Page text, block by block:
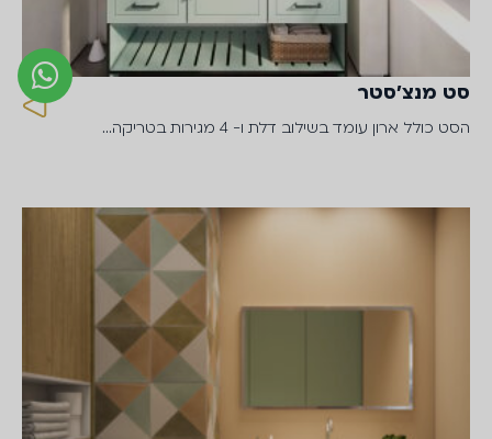
סט מנצ'סטר
הסט כולל ארון עומד בשילוב דלת ו- 4 מגירות בטריקה…